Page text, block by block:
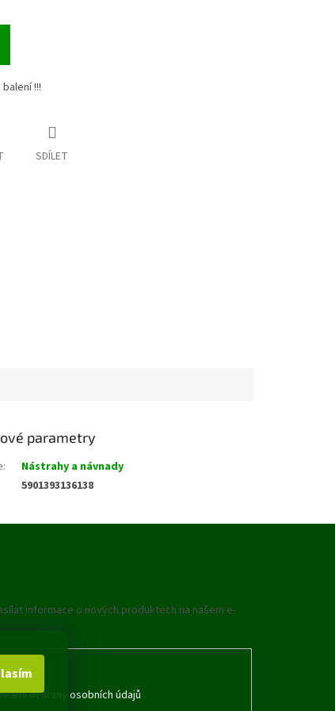
!!!
SDÍLET
parametry
:
Nástrahy a návnady
5901393136138
informace o nových produktech na našem e-
ochrany osobních údajů